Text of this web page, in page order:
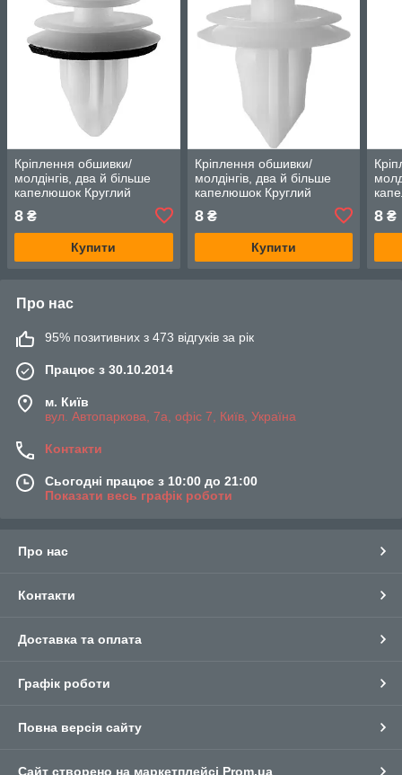
Кріплення обшивки/
молдінгів, два й більше
капелюшок Круглий
капелюх — Suzuki Grand
Vitara
8 ₴
Купити
Кріплення обшивки/
молдінгів, два й більше
капелюшок Круглий
капелюх — Suzuki Grand
Vitara
8₴
Купити
8 ₴
Про нас
95% позитивних з 473 відгуків за рік
Працює з 30.10.2014
м. Київ
вул. Автопаркова, 7а, офіс 7, Київ, Україна
Контакти
Сьогодні працює з 10:00 до 21:00
Показати весь графік роботи
Про нас
Контакти
Доставка та оплата
Графік роботи
Повна версія сайту
Сайт створено на маркетплейсі Prom.ua